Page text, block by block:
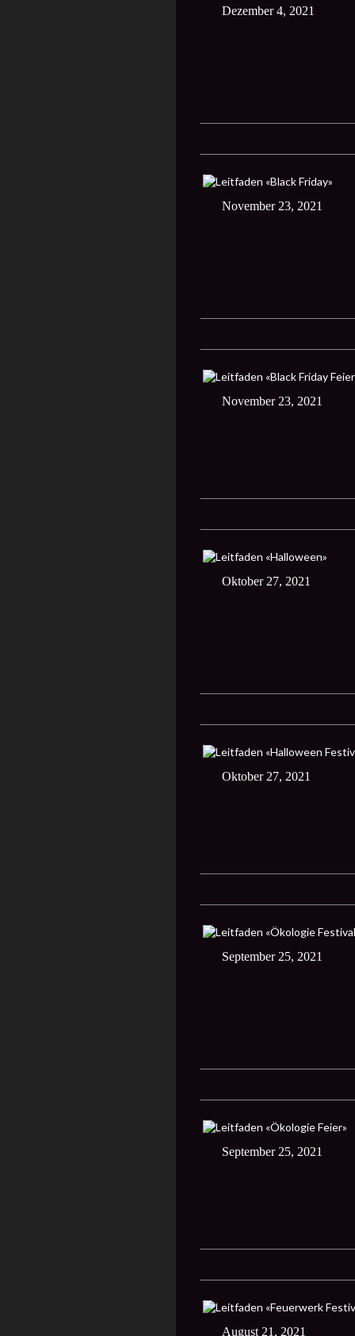
Dezember 4, 2021
November 23, 2021
November 23, 2021
Oktober 27, 2021
Oktober 27, 2021
September 25, 2021
September 25, 2021
August 21, 2021